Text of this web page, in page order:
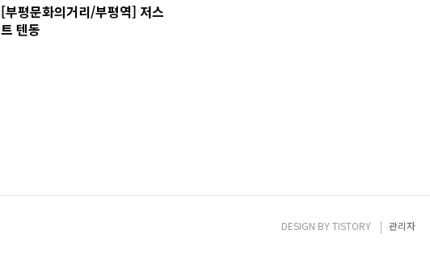
[부평문화의거리/부평역] 저스
트 텐동
DESIGN BYTISTORY 관리자